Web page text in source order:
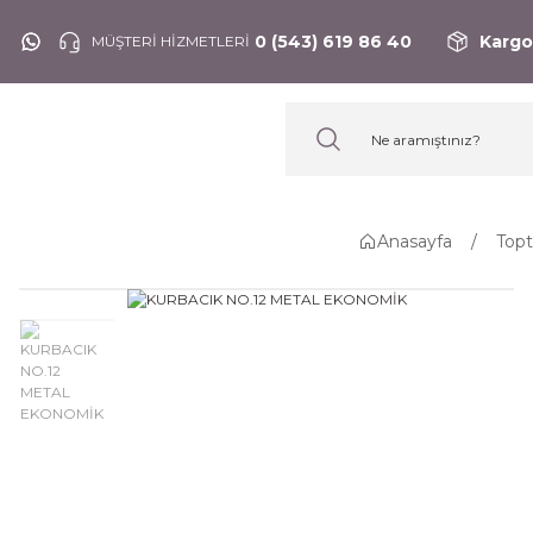
MÜŞTERİ HİZMETLERİ 0 (543) 619 86 40
Anasayfa